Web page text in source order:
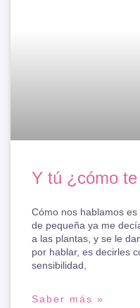
Y tú ¿cómo
Cómo nos hablamos
de pequeña ya me
a las plantas, y se le
por hablar, es decirles
sensibilidad,
Saber más »